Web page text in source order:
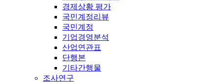
경제상황 평가
국민계정리뷰
국민계정
기업경영분석
산업연관표
단행본
기타간행물
조사연구